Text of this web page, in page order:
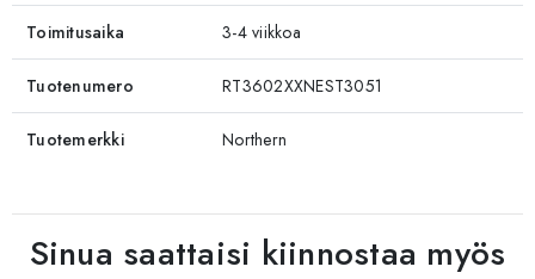
Toimitusaika 3-4 viikkoa
Tuotenumero RT3602XXNEST3051
Tuotemerkki Northern
Sinua saattaisi kiinnostaa myös